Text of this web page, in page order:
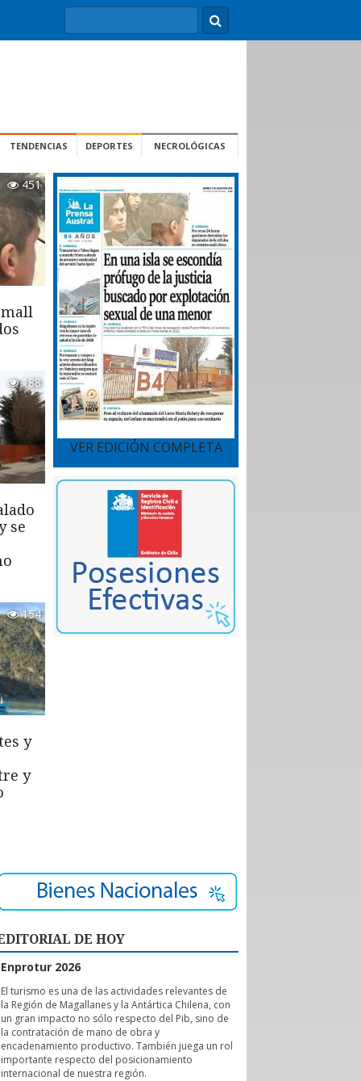
TENDENCIAS DEPORTES NECROLÓGICAS
451
188
se
154
y
y
VER EDICIÓN COMPLETA
DE HOY
Enprotur 2026
El turismo es una de las actividades relevantes de
la Región de Magallanes y la Antártica Chilena, con
un gran impacto no sólo respecto del Pib, sino de
la contratación de mano de obra y
encadenamiento productivo. También juega un rol
importante respecto del posicionamiento
internacional de nuestra región.